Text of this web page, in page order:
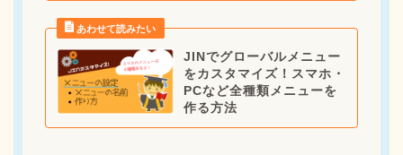
JINでグローバルメニュー
をカスタマイズ！スマホ・
PCなど全種類メニューを
作る方法